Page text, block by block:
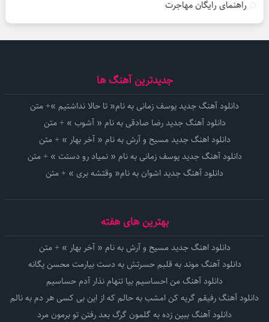
راهنمای رایگان مهاجرت
جدیدترین آهنگ ها
دانلود آهنگ جدید یوسف زمانی به نام« تا حالا نداشتیم »+ متن
دانلود آهنگ جدید رضا صادقی به نام « آشوب » + متن
دانلود اهنگ جدید مسیح و آرش به نام « آخر بهار » + متن
دانلود آهنگ جدید یوسف زمانی به نام « نمیاد رو دستت » + متن
دانلود آهنگ جدید اشوان به نام« وقتشه بری » + متن
بهترین های هفته
دانلود اهنگ جدید مسیح و آرش به نام « آخر بهار » + متن
دانلود آهنگ موند به قلبم حسرتش به دست بیارمت محسن یگانه
دانلود آهنگ من احساسیم بیا تنهام نذار آدم حساسیم
دانلود آهنگ رفیقم گریه کن امشب به حالم که از این بی کسی هر دم به نالم
دانلود آهنگ ببین زده به گلمون گرگ بعد رفتن تو برمون مرد